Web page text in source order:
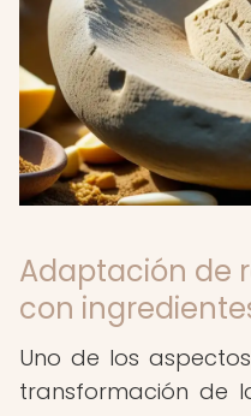
Adaptación de
con
Uno de los
transformación de